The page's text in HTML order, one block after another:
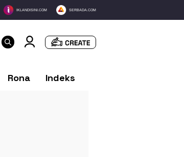
IKLANDISINI.COM SERBADA.COM
Rona Indeks